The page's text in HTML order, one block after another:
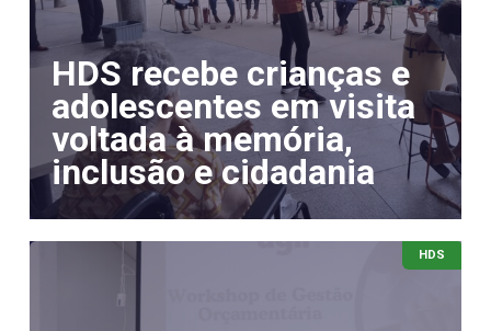
HDS recebe crianças e
adolescentes em visita
voltada à memória,
inclusão e cidadania
HDS